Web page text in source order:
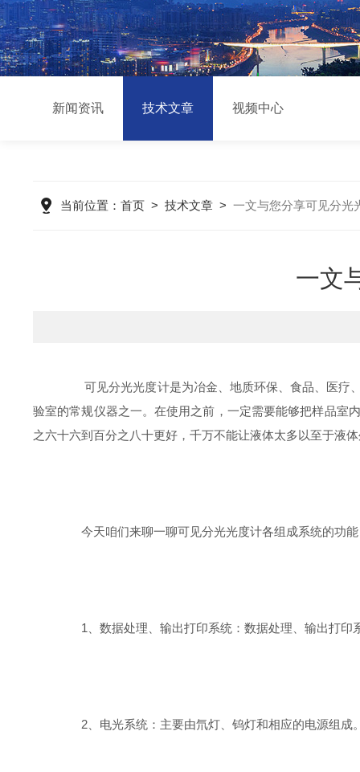
新闻资讯 技术文章 视频中心
当前位置： 首页> 技术文章> 一文与您分享可见分光
一文
可见分光光度计是为冶金、地质环保、食品、医疗、
验室的常规仪器之一。在使用之前，一定需要能够把样品室
之六十六到百分之八十更好，千万不能让液体太多以至于液
今天咱们来聊一聊可见分光光度计各组成系统的功能
1、数据处理、输出打印系统：数据处理、输出打印
2、电光系统：主要由氘灯、钨灯和相应的电源组成